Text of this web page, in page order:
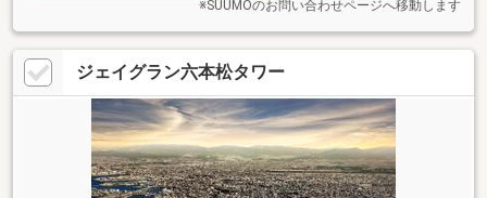
※SUUMOのお問い合わせページへ移動します
ジェイグラン六本松タワー